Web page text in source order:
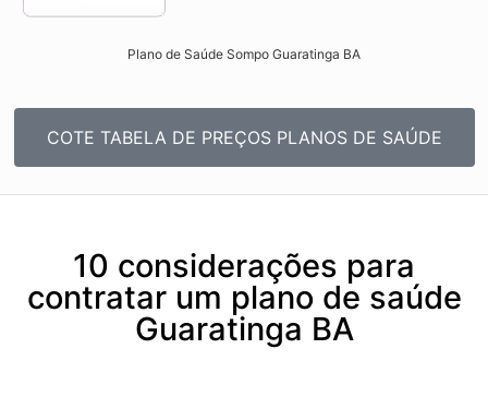
Plano de Saúde Sompo Guaratinga BA​
COTE TABELA DE PREÇOS PLANOS DE SAÚDE
10 considerações para
contratar um plano de saúde
Guaratinga BA